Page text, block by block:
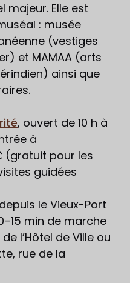
majeur. Elle est
: musée
(vestiges
et MAMAA (arts
ainsi que
, ouvert de 10 h à
à
(gratuit pour les
guidées
depuis le Vieux-Port
min de marche
l’Hôtel de Ville ou
rue de la